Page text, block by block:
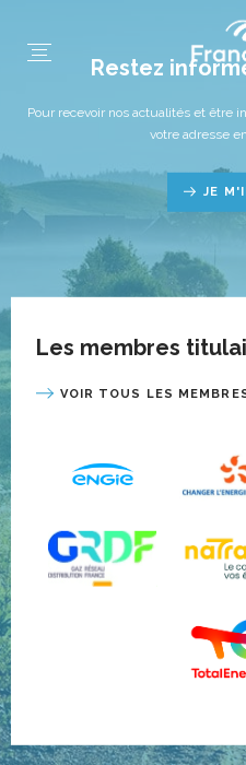
Restez
Pour recevoir nos actualités et être
votre adresse
JE
Les membres
VOIR TOUS LES